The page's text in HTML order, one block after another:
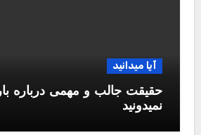
آیا میدانید
حقیقت جالب و مهمی درباره
نمیدونید